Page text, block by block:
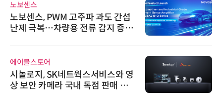
노보센스
노보센스, PWM 고주파 과도 간섭
난제 극복…차량용 전류 감지 증폭
에이블스토어
시놀로지, SK네트웍스서비스와 영
상 보안 카메라 국내 독점 판매 파